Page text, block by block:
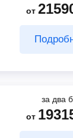
18975
от
за два
от